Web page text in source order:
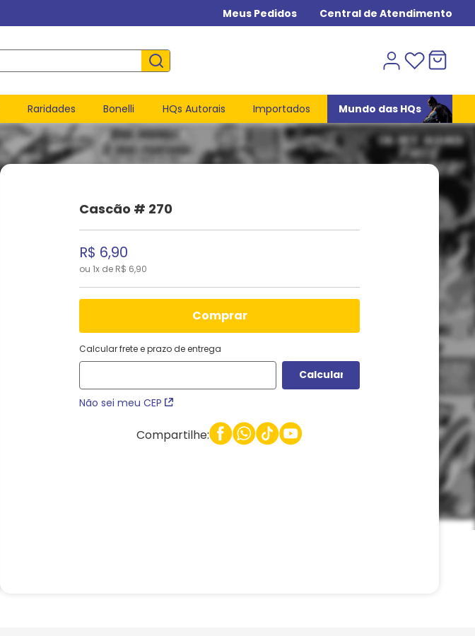
Meus Pedidos Central de Atendimento
Raridades Bonelli HQs Autorais Importados Mundo das HQs
Cascão # 270
R$ 6,90
ou 1x de R$ 6,90
comprar
Calcular frete e prazo de entrega
Não sei meu CEP
Compartilhe: